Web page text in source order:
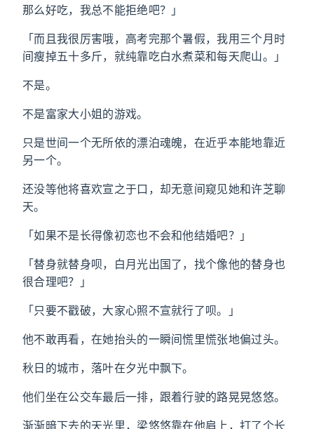
那么好吃，我总不能拒绝吧？」
「而且我很厉害哦，高考完那个暑假，我用三个月时
间瘦掉五十多斤，就纯靠吃白水煮菜和每天爬山。」
不是。
不是富家大小姐的游戏。
只是世间一个无所依的漂泊魂魄，在近乎本能地靠近
另一个。
还没等他将喜欢宣之于口，却无意间窥见她和许芝聊
天。
「如果不是长得像初恋也不会和他结婚吧？」
「替身就替身呗，白月光出国了，找个像他的替身也
很合理吧？」
「只要不戳破，大家心照不宣就行了呗。」
他不敢再看，在她抬头的一瞬间慌里慌张地偏过头。
秋日的城市，落叶在夕光中飘下。
他们坐在公交车最后一排，跟着行驶的路晃晃悠悠。
渐渐暗下去的天光里，梁悠悠靠在他肩上，打了个长